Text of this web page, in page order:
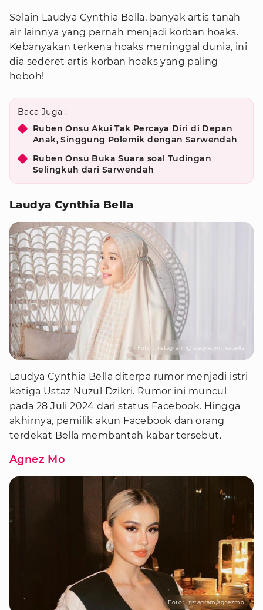
Selain Laudya Cynthia Bella, banyak artis tanah
air lainnya yang pernah menjadi korban hoaks.
Kebanyakan terkena hoaks meninggal dunia, ini
dia sederet artis korban hoaks yang paling
heboh!
Baca Juga :
Ruben Onsu Akui Tak Percaya Diri di Depan
Anak, Singgung Polemik dengan Sarwendah
Ruben Onsu Buka Suara soal Tudingan
Selingkuh dari Sarwendah
Laudya Cynthia Bella
Foto : Instagram @laudyacynthiabella
Laudya Cynthia Bella diterpa rumor menjadi istri
ketiga Ustaz Nuzul Dzikri. Rumor ini muncul
pada 28 Juli 2024 dari status Facebook. Hingga
akhirnya, pemilik akun Facebook dan orang
terdekat Bella membantah kabar tersebut.
Agnez Mo
Foto : Instagram/agnezmo